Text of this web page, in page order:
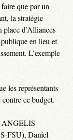
que par un
la stratégie
place d’Alliances
en lieu et
L’exemple
les représentants
ce budget.
ANGELIS
FSU), Daniel